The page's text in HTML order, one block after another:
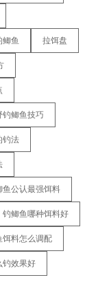
鲫鱼 拉饵盘
钓鲫鱼技巧
钓法
鱼公认最强饵料
钓鲫鱼哪种饵料好
饵料怎么调配
钓效果好